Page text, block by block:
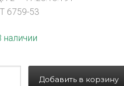
6759-53
наличии
Добавить в корзину